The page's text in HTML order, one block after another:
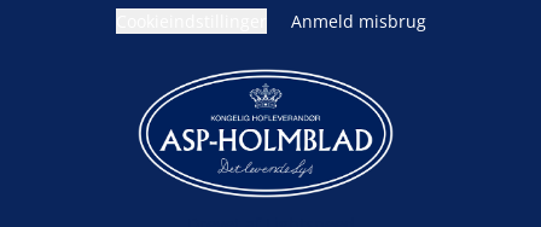
Anmeld misbrug